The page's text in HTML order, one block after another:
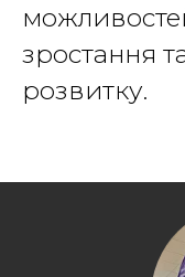
зростання
розвитку.